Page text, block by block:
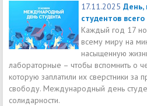
17.11.2025 День,
студентов
Каждый год 17
всему миру на
насыщенную
лабораторные – чтобы вспомнить о
которую заплатили их сверстники за
свободу. Международный день
солидарности.